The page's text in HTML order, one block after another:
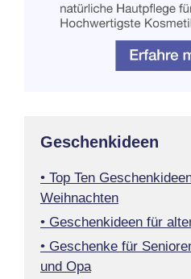
Geschenkideen
• Top Ten
Weihnachten
• Geschenkideen für
• Geschenke für
und Opa